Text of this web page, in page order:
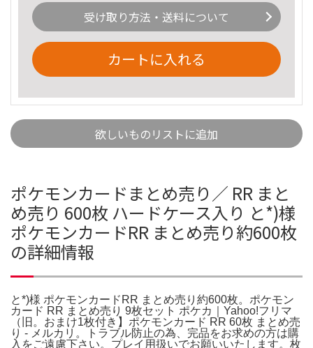
受け取り方法・送料について
カートに入れる
欲しいものリストに追加
ポケモンカードまとめ売り／ RR まと
め売り 600枚 ハードケース入り と*)様
ポケモンカードRR まとめ売り約600枚
の詳細情報
と*)様 ポケモンカードRR まとめ売り約600枚。ポケモン
カード RR まとめ売り 9枚セット ポケカ｜Yahoo!フリマ
（旧。おまけ1枚付き】ポケモンカード RR 60枚 まとめ売
り - メルカリ。トラブル防止の為、完品をお求めの方は購
入をご遠慮下さい。プレイ用扱いでお願いいたします。枚